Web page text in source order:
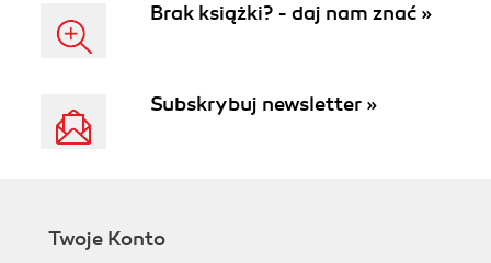
Brak książki? - daj nam znać »
Subskrybuj newsletter »
Twoje Konto